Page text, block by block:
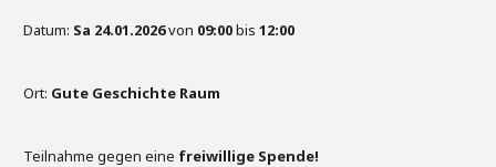
Datum: Sa 24.01.2026von 09:00bis 12:00
Ort: Gute Geschichte Raum
Teilnahme gegen eine freiwillige Spende!